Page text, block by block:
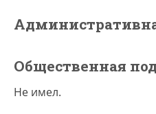
Общественная
Не имел.